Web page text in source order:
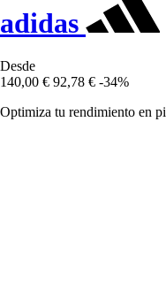
adidas
Desde
140,00 € 92,78 € -34%
Optimiza tu rendimiento en